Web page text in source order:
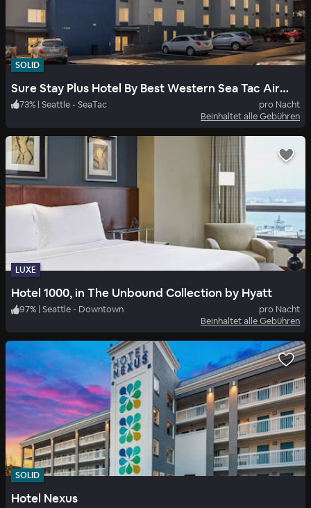
SOLID
Sure Stay Plus Hotel By Best Western Sea Tac Airport
73% | Seattle - SeaTac
pro Nacht
Beinhaltet alle Gebühren
LUXE
Hotel 1000, in The Unbound Collection by Hyatt
97% Seattle - Downtown
pro Nacht
Beinhaltet alle Gebühren
SOLID
Hotel Nexus